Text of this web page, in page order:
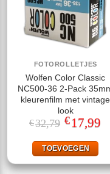
FOTOROLLETJES
Wolfen Color Classic
NC500-36 2-Pack
kleurenfilm met vintage
look
€32,79
prijs
€32,79.
€ 17,99
TOEVOEGEN